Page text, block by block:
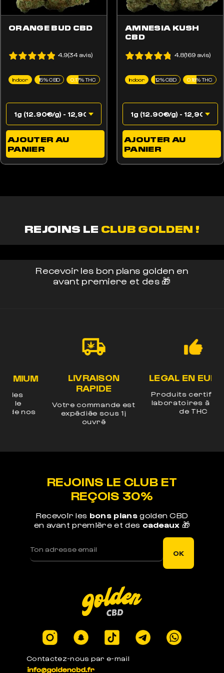
AJOUTER AU
PANIER
ORANGE BUD CBD
Indoor 15% CBD 0.17% THC
4.9(34 avis)
AJOUTER AU
PANIER
AMNESIA KUSH
CBD
Indoor 12% CBD 0.18% THC
4.8(169 avis)
REJOINS LE CLUB GOLDEN !
Recevoir les bon plans golden en
avant premiere et des 🎁
LIVRAISON
RAPIDE
Votre commande est
expédiée sous 1j
LEGAL EN EUROPE
Produits certifiés en
laboratoires à -0.3%
Contactez-nous par e-mail
REJOINS LE CLUB ET
REÇOIS 30%
Recevoir les bons plansgolden CBD
en avant première et des cadeaux 🎁
OK